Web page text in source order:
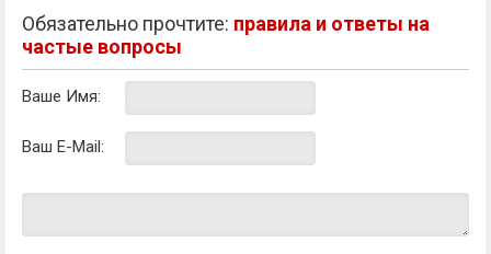
Обязательно прочтите: правила и ответы на
частые вопросы
Ваше Имя:
Ваш E-Mail: